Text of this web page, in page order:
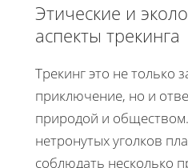
Этические и
аспекты трекинга
Трекинг это не только
приключение, но и
природой и
нетронутых уголков
соблюдать несколько